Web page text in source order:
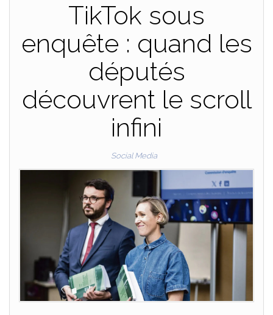
TikTok sous
enquête : quand les
députés
découvrent le scroll
infini
Social Media